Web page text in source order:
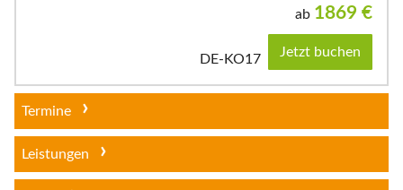
ab 1869 €
DE-KO17 Jetzt buchen
Termine
Leistungen